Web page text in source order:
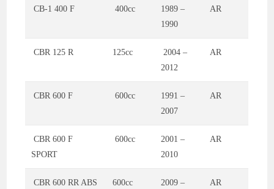
CB-1 400 F 400cc
1989 –
1990
AR
CBR 125 R 125cc
2004 –
2012
AR
CBR 600 F 600cc
1991 –
2007
AR
CBR 600 F
SPORT
600cc
2001 –
2010
AR
CBR 600 RR ABS 600cc
2009 –
AR